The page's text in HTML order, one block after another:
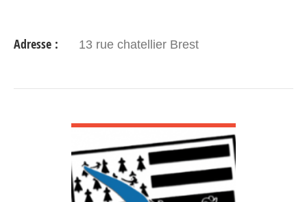
Adresse : 13 rue chatellier Brest